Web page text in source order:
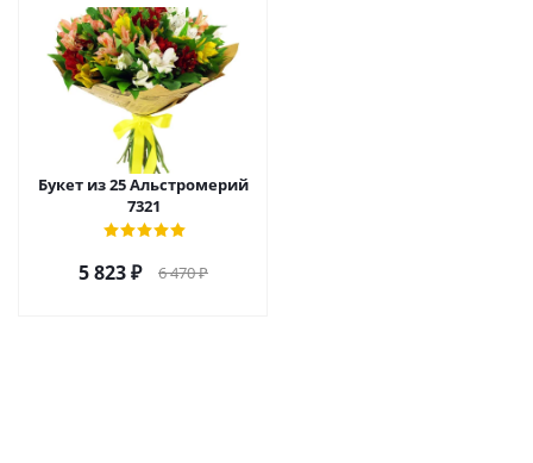
Букет из 25 Альстромерий
7321
5 823₽ 6 470₽